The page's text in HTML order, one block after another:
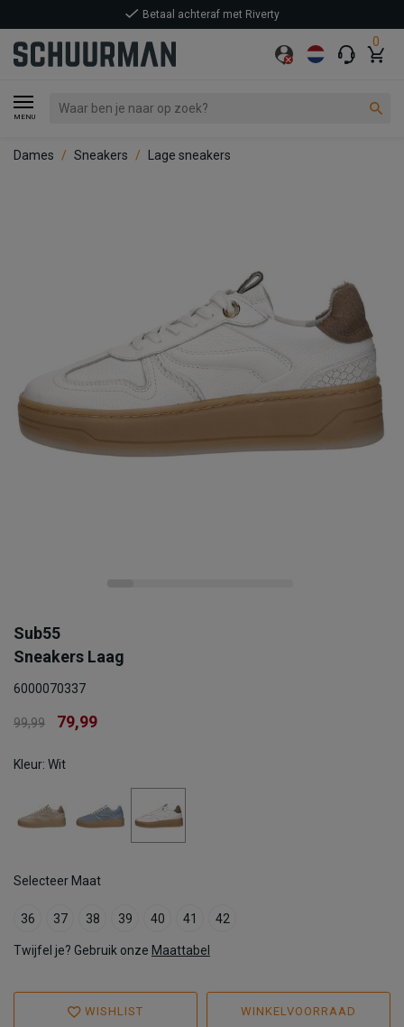
0
MENU
Betaal achteraf met Riverty
Dames Sneakers Lage sneakers
Sub55
Sneakers Laag
6000070337
99,99 79,99
Kleur: Wit
Selecteer Maat
36 37 38 39 40 41 42
Twijfel je? Gebruik onze Maattabel
WISHLIST WINKELVOORRAAD